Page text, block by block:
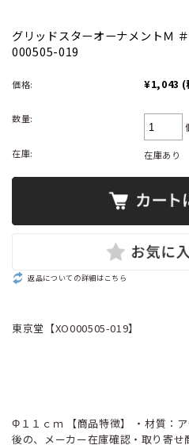
グリッドスターオーナメントＭ
000505-019
価格: ¥1,043 (
数量:
在庫: 在庫あり
返品についての詳細はこちら
東京堂【XO000505-019】
Φ１１ｃｍ 【商品特徴】 ・材質：
後の、メーカー在庫確認・取り寄